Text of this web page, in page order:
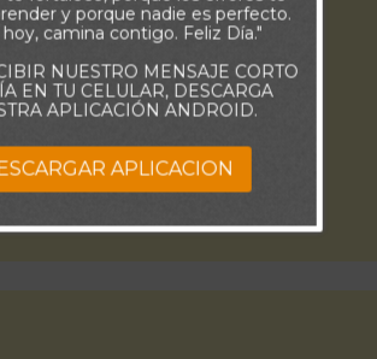
y porque nadie es perfecto.
camina contigo. Feliz Día."
NUESTRO MENSAJE CORTO
EN TU CELULAR, DESCARGA
APLICACIÓN ANDROID.
APLICACION